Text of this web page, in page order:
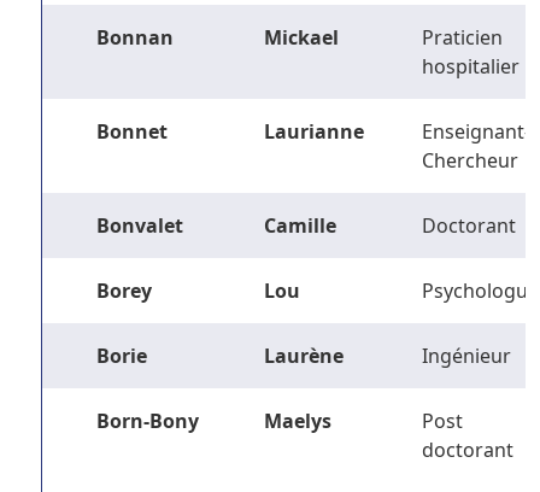
Bonnan Mickael
Praticien
hospitalier
Bonnet Laurianne
Enseignant-
Chercheur
Bonvalet Camille Doctorant
Borey Lou Psychologue
Borie Laurène Ingénieur
Born-Bony Maelys
Post
doctorant